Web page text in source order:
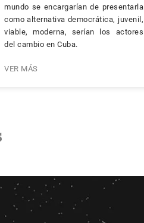
mundo se encargarían de presentarla
como alternativa democrática, juvenil,
viable, moderna, serían los actores
del cambio en Cuba.
VER MÁS